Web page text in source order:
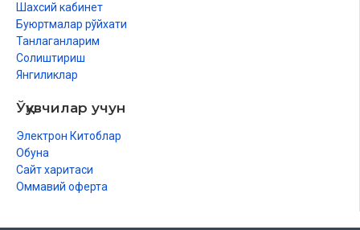
Шахсий кабинет
Буюртмалар рўйхати
Танлаганларим
Солиштириш
Янгиликлар
Ўқувчилар учун
Электрон Китоблар
Обуна
Сайт харитаси
Оммавий оферта